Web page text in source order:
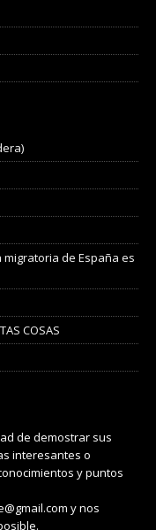
migratoria de España es
COSAS
de demostrar sus
interesantes o
y puntos
y nos